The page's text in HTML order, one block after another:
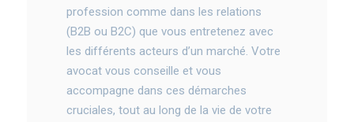
profession comme dans les relations
(B2B ou B2C) que vous entretenez avec
les différents acteurs d’un marché. Votre
avocat vous conseille et vous
accompagne dans ces démarches
cruciales, tout au long de la vie de votre